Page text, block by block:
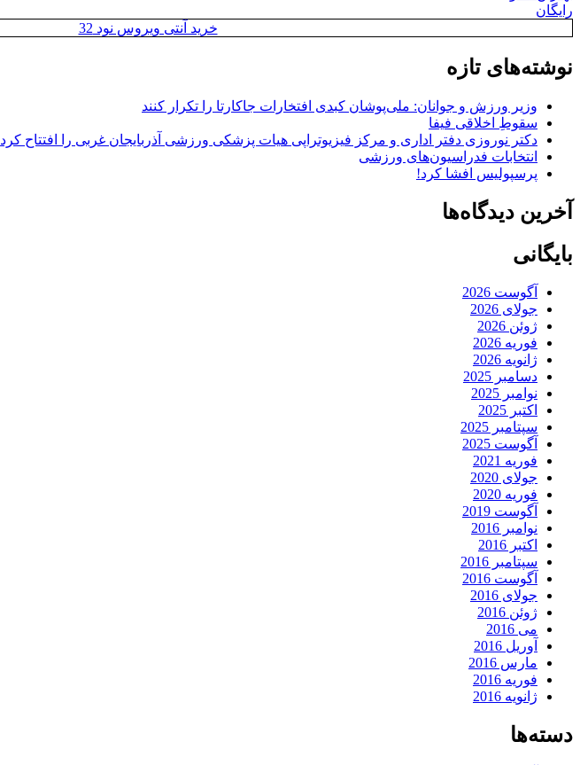
رایگان
خرید آنتی ویروس نود 32
نوشته‌های تازه
وزیر ورزش و جوانان: ملی‌پوشان کبدی افتخارات جاکارتا را تکرار کنند
سقوطِ اخلاقی فیفا
دکتر نوروزی دفتر اداری و مرکز فیزیوتراپی هیات پزشکی ورزشی آذربایجان غربی را افتتاح کرد
انتخابات فدراسیون‌های ورزشی
پرسپولیس افشا کرد!
آخرین دیدگاه‌ها
بایگانی
آگوست 2026
جولای 2026
ژوئن 2026
فوریه 2026
ژانویه 2026
دسامبر 2025
نوامبر 2025
اکتبر 2025
سپتامبر 2025
آگوست 2025
فوریه 2021
جولای 2020
فوریه 2020
آگوست 2019
نوامبر 2016
اکتبر 2016
سپتامبر 2016
آگوست 2016
جولای 2016
ژوئن 2016
می 2016
آوریل 2016
مارس 2016
فوریه 2016
ژانویه 2016
دسته‌ها